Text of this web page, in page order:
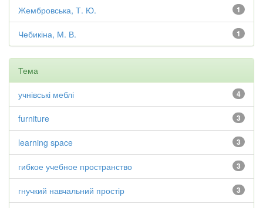
1
Жембровська, Т. Ю.
1
Чебикіна, М. В.
Тема
4
учнівські меблі
3
furniture
3
learning space
3
гибкое учебное пространство
3
гнучкий навчальний простір